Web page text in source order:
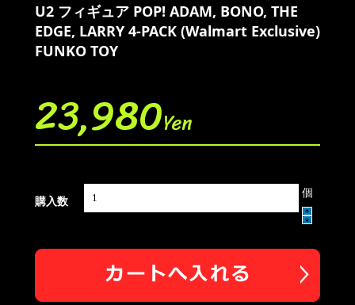
U2 フィギュア POP! ADAM, BONO, THE
EDGE, LARRY 4-PACK (Walmart Exclusive)
FUNKO TOY
23,980Yen
購入数
個